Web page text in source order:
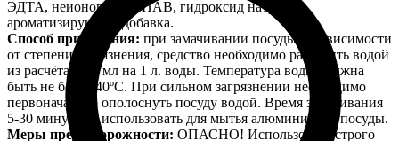
ЭДТА, неионогенное ПАВ, гидроксид натрия,
ароматизирующая добавка.
Способ применения: при замачивании посуды, в зависимости
от степени загрязнения, средство необходимо разбавить водой
из расчёта 5-20 мл на 1 л. воды. Температура воды должна
быть не более 40ºС. При сильном загрязнении необходимо
первоначально ополоснуть посуду водой. Время замачивания
5-30 минут. Не использовать для мытья алюминиевой посуды.
Меры предосторожности: ОПАСНО! Использовать строго